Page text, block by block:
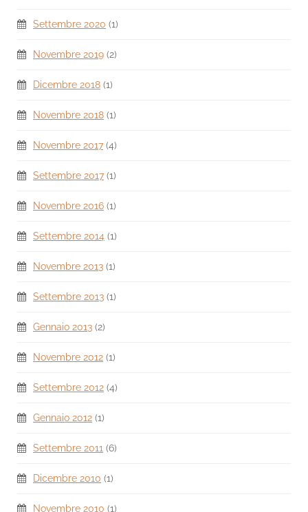
Settembre 2020 (1)
Novembre 2019 (2)
Dicembre 2018 (1)
Novembre 2018 (1)
Novembre 2017 (4)
Settembre 2017 (1)
Novembre 2016 (1)
Settembre 2014 (1)
Novembre 2013 (1)
Settembre 2013 (1)
Gennaio 2013 (2)
Novembre 2012 (1)
Settembre 2012 (4)
Gennaio 2012 (1)
Settembre 2011 (6)
Dicembre 2010 (1)
Novembre 2010 (1)